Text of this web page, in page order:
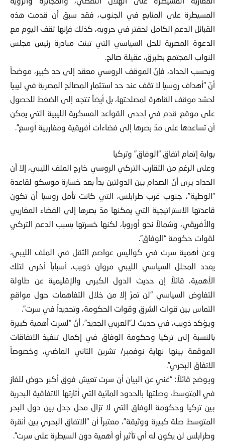
المسيطرة على المنابع في الجنوب، فقد سبق أن قدمت هذه
القبائل الدعم الكامل لحفتر في حروبه، كذلك فإنها تقف اليوم مع
الدعوة المصرية للحل السياسي التي تبنت مبادرة رئيس مجلس
النواب المجتمع بطبرق، عقيلة صالح.
وبحسب الحداد، فإنّ الموقف الروسي معقد إلى حد كبير، موضحاً
أنّ “أهداف روسيا لا تقف عند حد استثمار المصالح المصرية في ليبيا
لحشد موقف القاهرة لمصلحتها، بل أيضاً تتجه إلى الضغط للحصول
على موقع قدم في إحدى القواعد العسكرية الليبية التي يمكن
أن تساعدها على مدّ بصرها إلى فضاءات أفريقية ومغاربية أوسع”.
بوابة إتمام اتفاق “الوفاق” وتركيا
وعلى الرغم من التقارب التركي الروسي خارج الملف الليبي، إلا أن
الحداد يرى أنّ الصدام بين الدولتين بدأ بعد خسارة موسكو لقاعدة
“الوطية”، جنوب غرب طرابلس، التي كانت تأمل روسيا أن تكون
قاعدتها الاستراتيجية التي يمكنها مدّ بصرها إلى الفضاء المغاربي
والأفريقي، وشمالاً نحو أوروبا، لكنها خسرتها بسبب الدعم التركي
لقوات حكومة “الوفاق”.
وعن أهمية سرت في كواليس عواصم الثقل في الملف الليبي،
يعدد المحلل السياسي الليبي مروان ذويب، أسباباً أخرى لتلك
الأهمية، قائلاً إن حديث الدول الكبرى والإقليمية عن طاولة
التفاوض السياسي “لن تمرّ إلا من خلال التفاهمات حول مواقع
التماس بين قوات الشرق وقوات الحكومة، وتحديداً في سرت”.
ويؤكد ذويب، في حديث لـ”العربي الجديد”، أنّ “لسرت أهمية كبيرة
بالنسبة إلى تركيا وحكومة الوفاق في إكمال تنفيذ الاتفاقات
الموقعة بينها نهاية نوفمبر/ تشرين الثاني الماضي، وخصوصاً
الاتفاق البحري”.
ويوضح قائلاً: “غني عن البيان أن سرت تعيش فوق أكبر حوض للغاز
في المتوسط، وصلتها بالحدود المائية التي أثارتها الاتفاقية البحرية
بين تركيا وحكومة الوفاق التي لا تزال محل جدل بين دول البحر
المتوسط صلة كبيرة ووثيقة”، معتبراً أن “الاتفاق البحري بين أنقرة
وطرابلس لن يكون له أي تأثير أو أهمية دون السيطرة على سرت”.